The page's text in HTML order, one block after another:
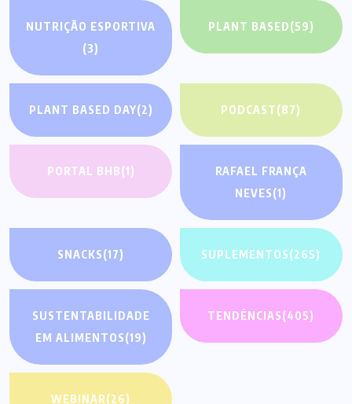
NUTRIÇÃO ESPORTIVA
(3)
PLANT BASED(59)
PLANT BASED DAY(2) PODCAST(87)
PORTAL BHB(1)
RAFAEL FRANÇA
NEVES(1)
SNACKS(17) SUPLEMENTOS(265)
SUSTENTABILIDADE
EM ALIMENTOS(19)
TENDÊNCIAS(405)
WEBINAR(26)